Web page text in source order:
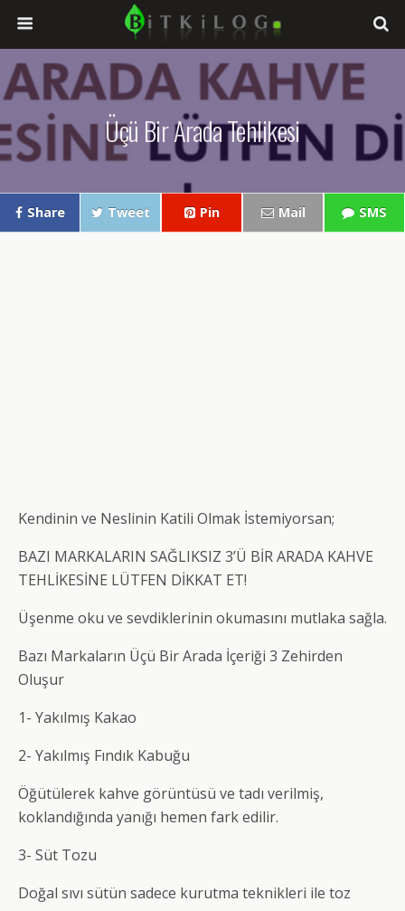
Üçü Bir Arada Tehlikesi
Share Tweet Pin Mail SMS
Kendinin ve Neslinin Katili Olmak İstemiyorsan;
BAZI MARKALARIN SAĞLIKSIZ 3’Ü BİR ARADA KAHVE
TEHLİKESİNE LÜTFEN DİKKAT ET!
Üşenme oku ve sevdiklerinin okumasını mutlaka sağla.
Bazı Markaların Üçü Bir Arada İçeriği 3 Zehirden
Oluşur
1- Yakılmış Kakao
2- Yakılmış Fındık Kabuğu
Öğütülerek kahve görüntüsü ve tadı verilmiş,
koklandığında yanığı hemen fark edilir.
3- Süt Tozu
Doğal sıvı sütün sadece kurutma teknikleri ile toz